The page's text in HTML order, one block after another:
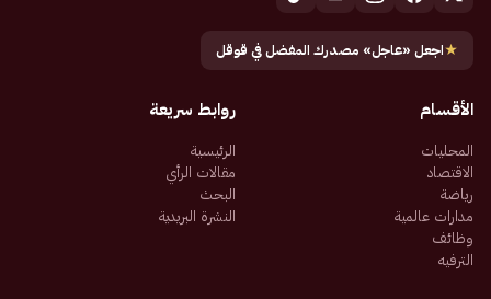
★اجعل «عاجل» مصدرك المفضل في قوقل
الأقسام
المحليات
الاقتصاد
رياضة
مدارات عالمية
وظائف
الترفيه
روابط سريعة
الرئيسية
مقالات الرأي
البحث
النشرة البريدية